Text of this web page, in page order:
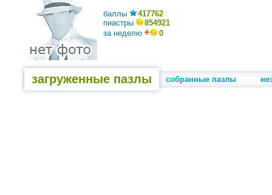
баллы
417762
пиастры
854921
за неделю
0
загруженные пазлы собранные пазлы